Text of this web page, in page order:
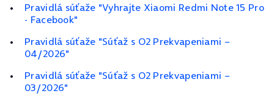
Pravidlá súťaže "Vyhrajte Xiaomi Redmi Note 15 Pro
- Facebook"
Pravidlá súťaže "Súťaž s O2 Prekvapeniami –
04/2026"
Pravidlá súťaže "Súťaž s O2 Prekvapeniami –
03/2026"